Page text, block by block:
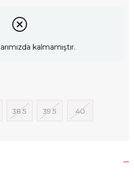
kalmamıştır.
38.5 39.5 40